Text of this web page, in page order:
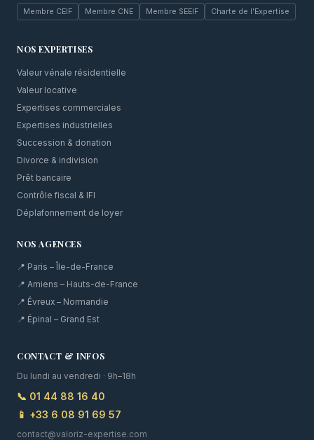
Membre CEIF Membre CNE Membre SEEIF Charte de l'Expertise
NOS EXPERTISES
Valeur vénale résidentielle
Valeur locative
Expertises commerciales
Expertises industrielles
Succession & donation
Divorce & indivision
Prêt bancaire
Contrôle fiscal & IFI
Déplafonnement de loyer
NOS AGENCES
📍 Paris – Île-de-France
📍 Amiens – Hauts-de-France
📍 Évreux – Normandie
📍 Épinal – Grand Est
CONTACT & INFOS
Du lundi au vendredi · 9h–18h
📞 01 44 88 16 40
📱 +33 6 08 91 69 57
contact@valoriz-expertise.com